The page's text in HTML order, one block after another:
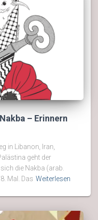
– Erinnern
in Libanon, Iran,
geht der
die Nakba (arab.
Mal. Das Weiterlesen